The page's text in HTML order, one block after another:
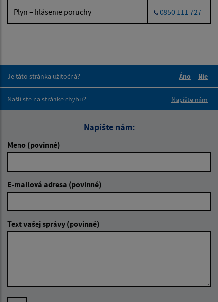
Plyn – hlásenie poruchy 0850 111 727
Je táto stránka užitočná?
Áno
Nie
Našli ste na stránke chybu?
Napíšte nám
Napíšte nám:
Meno (povinné)
E-mailová adresa (povinné)
Text vašej správy (povinné)